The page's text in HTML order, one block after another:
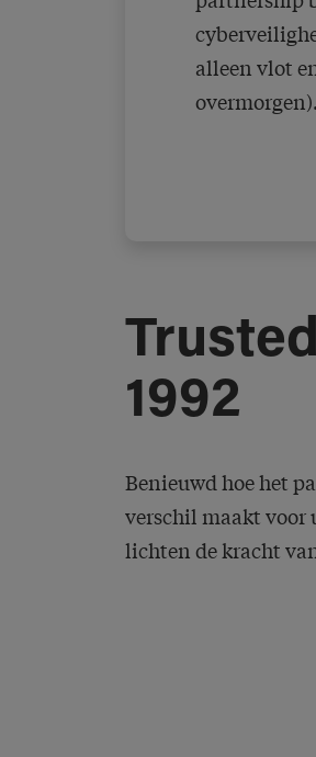
alleen vlot
overmorgen).
1992
Benieuwd hoe het
verschil maakt voor
lichten de kracht